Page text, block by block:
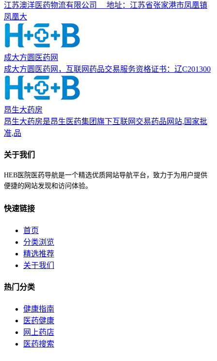
江苏澳洋医药物流有限公司 地址：江苏省张家港市凤凰镇
凤凰大
成大方圆医药网
成大方圆医药网，互联网药品交易服务资格证书：辽C201300
昂生大药房
昂生大药房是昂生医药集团旗下互联网交易药品网站,国家批
准,品
关于我们
HEB医院医药导航是一个精选优质网站导航平台，致力于为用户提供
便捷的网站发现和访问体验。
快速链接
首页
分类浏览
精选推荐
关于我们
热门分类
健康指南
医药健康
网上药店
医药搜索